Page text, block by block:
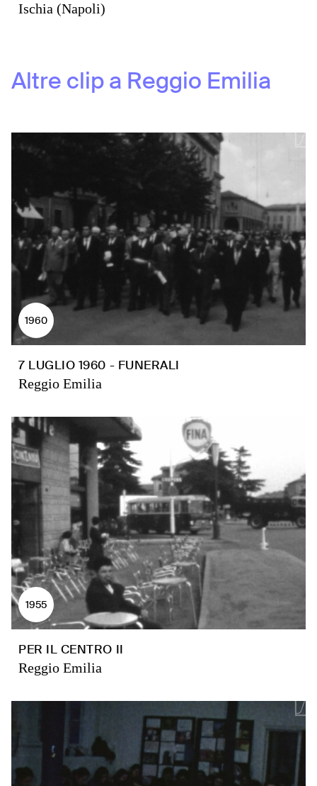
Ischia (Napoli)
Altre clip a Reggio Emilia
1960
7 LUGLIO 1960 - FUNERALI
Reggio Emilia
1955
PER IL CENTRO II
Reggio Emilia